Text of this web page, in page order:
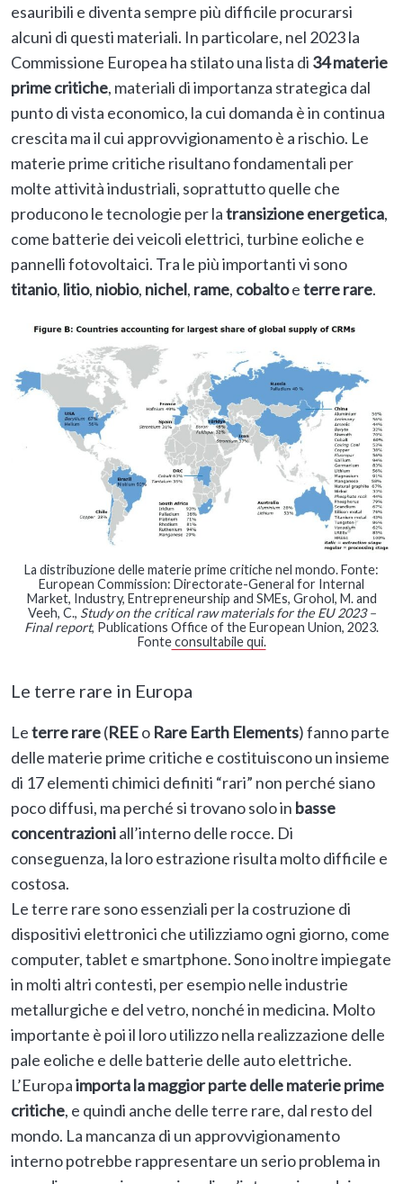
esauribili e diventa sempre più difficile procurarsi
alcuni di questi materiali. In particolare, nel 2023 la
Commissione Europea ha stilato una lista di 34 materie
prime critiche, materiali di importanza strategica dal
punto di vista economico, la cui domanda è in continua
crescita ma il cui approvvigionamento è a rischio. Le
materie prime critiche risultano fondamentali per
molte attività industriali, soprattutto quelle che
producono le tecnologie per latransizione energetica,
come batterie dei veicoli elettrici, turbine eoliche e
pannelli fotovoltaici. Tra le più importanti vi sono
titanio, litio, niobio, nichel, rame, cobaltoeterre rare.
La distribuzione delle materie prime critiche nel mondo. Fonte:
European Commission: Directorate-General for Internal
Market, Industry, Entrepreneurship and SMEs, Grohol, M. and
Veeh, C., Study on the critical raw materials for the EU 2023 –
Final report, Publications Office of the European Union, 2023.
Fonteconsultabile qui.
Le terre rare in Europa
Leterre rare(REEo Rare Earth Elements) fanno parte
delle materie prime critiche e costituiscono un insieme
di 17 elementi chimici definiti “rari” non perché siano
poco diffusi, ma perché si trovano solo in basse
concentrazioniall’interno delle rocce. Di
conseguenza, la loro estrazione risulta molto difficile e
costosa.
Le terre rare sono essenziali per la costruzione di
dispositivi elettronici che utilizziamo ogni giorno, come
computer, tablet e smartphone. Sono inoltre impiegate
in molti altri contesti, per esempio nelle industrie
metallurgiche e del vetro, nonché in medicina. Molto
importante è poi il loro utilizzo nella realizzazione delle
pale eoliche e delle batterie delle auto elettriche.
L’Europaimporta la maggior parte delle materie prime
critiche, e quindi anche delle terre rare, dal resto del
mondo. La mancanza di un approvvigionamento
interno potrebbe rappresentare un serio problema in